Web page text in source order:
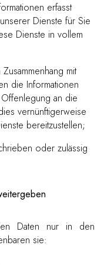
erfasst
Dienste für Sie
Dienste in vollem
mit
die Informationen
an die
vernünftigerweise
bereitzustellen;
oder zulässig
Daten nur in den
sie: